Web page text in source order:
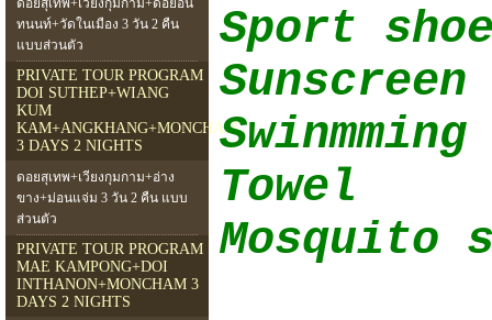
ดอยสุเทพ+เวียงกุมกาม+ดอยอิน
ทนนท์+วัดในเมือง 3 วัน 2 คืน
แบบส่วนตัว
PRIVATE TOUR PROGRAM
DOI SUTHEP+WIANG
KUM
KAM+ANGKHANG+MONCHAM
3 DAYS 2 NIGHTS
ดอยสุเทพ+เวียงกุมกาม+อ่าง
ขาง+ม่อนแจ่ม 3 วัน 2 คืน แบบ
ส่วนตัว
PRIVATE TOUR PROGRAM
MAE KAMPONG+DOI
INTHANON+MONCHAM 3
DAYS 2 NIGHTS
Sport
Sunscreen
Towel
Mosquito